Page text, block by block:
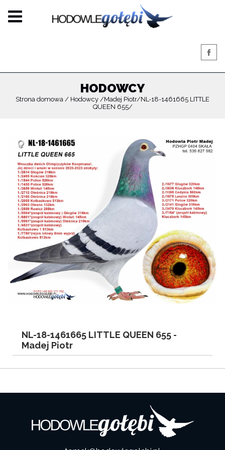
HODOWCY
Strona domowa Hodowcy Madej Piotr NL-18-1461665 LITTLE
QUEEN 655
NL-18-1461665 LITTLE QUEEN 655 -
Madej Piotr